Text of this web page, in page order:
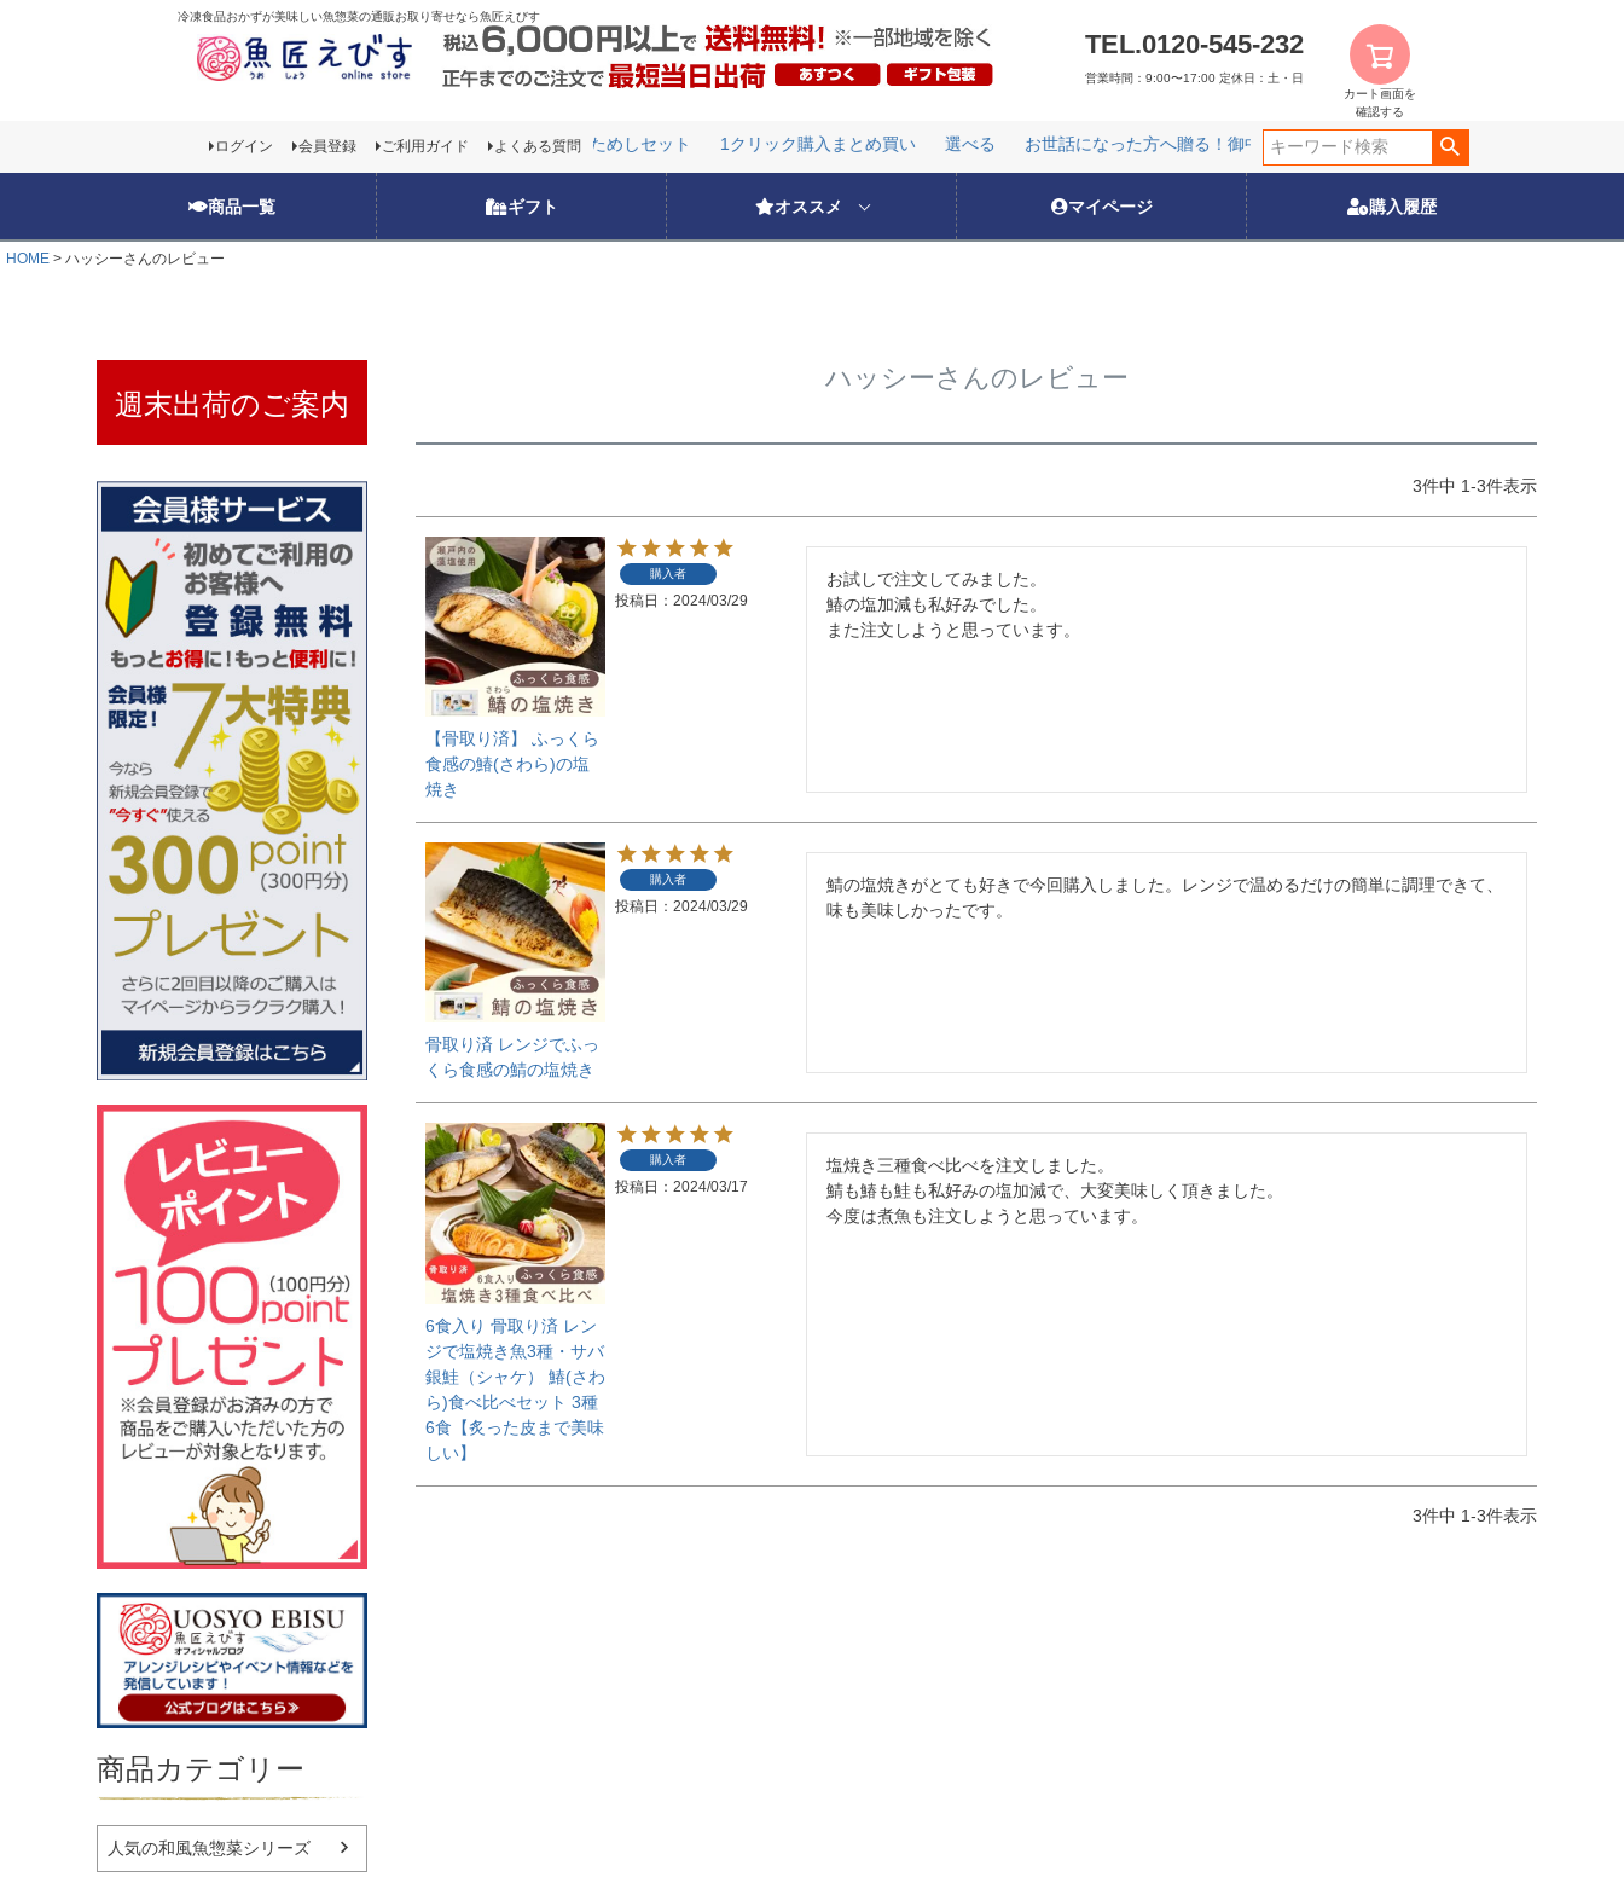
冷凍食品おかずが美味しい魚惣菜の通販お取り寄せなら魚匠えびす
TEL.0120-545-232
営業時間：9:00〜17:00 定休日：土・日
カート画面を
確認する
ログイン 会員登録 ご利用ガイド よくある質問
お一人様1回限りのおためしセット 1クリック購入まとめ買い 選べる お世話になった方へ贈る！御中元特集 夏限定販売の特別商品！
お一人様1回限りのおためしセット
1クリック購入まとめ買い 選べる お世話になった方へ贈る！御中元特集 夏限定販売の特別商品！ レンジでチ
検索
商品一覧 ギフト オススメ マイページ 購入履歴
HOME ハッシーさんのレビュー
週末出荷のご案内
商品カテゴリー
人気の和風魚惣菜シリーズ
ハッシーさんのレビュー
3件中 1-3件表示
【骨取り済】 ふっくら
食感の鰆(さわら)の塩
焼き
購入者
投稿日 2024/03/29
お試しで注文してみました。
鰆の塩加減も私好みでした。
また注文しようと思っています。
骨取り済 レンジでふっ
くら食感の鯖の塩焼き
購入者
投稿日 2024/03/29
鯖の塩焼きがとても好きで今回購入しました。レンジで温めるだけの簡単に調理できて、
味も美味しかったです。
6食入り 骨取り済 レン
ジで塩焼き魚3種・サバ
銀鮭（シャケ） 鰆(さわ
ら)食べ比べセット 3種
6食【炙った皮まで美味
しい】
購入者
投稿日 2024/03/17
塩焼き三種食べ比べを注文しました。
鯖も鰆も鮭も私好みの塩加減で、大変美味しく頂きました。
今度は煮魚も注文しようと思っています。
3件中 1-3件表示